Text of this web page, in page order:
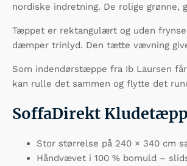
nordiske indretning. De rolige
Tæppet er rektangulært og uden
dæmper trinlyd. Den tætte vævning
Som indendørstæppe fra Ib Laursen
kan rulle det sammen og flytte det
SoffaDirekt
Stor størrelse på 240 × 340 cm
Håndvævet i 100 % bomuld –